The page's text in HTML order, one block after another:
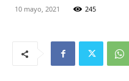
10 mayo, 2021 245